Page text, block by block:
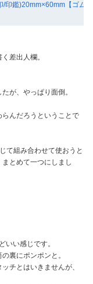
印鑑)20mm×60mm【ゴム
差出人欄。
が、やっぱり面倒。
んだろうということで
て組み合わせて使おうと
とめて一つにしまし
いい感じです。
裏にポンポンと。
チとはいきませんが、